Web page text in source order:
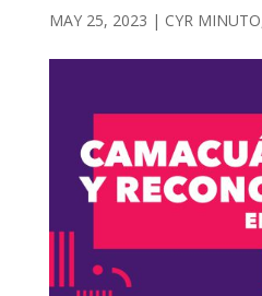
MAY 25, 2023 | CYR MINUTO